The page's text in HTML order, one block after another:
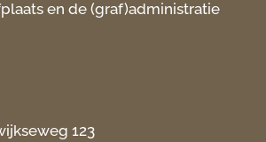
en de (graf)administratie
123